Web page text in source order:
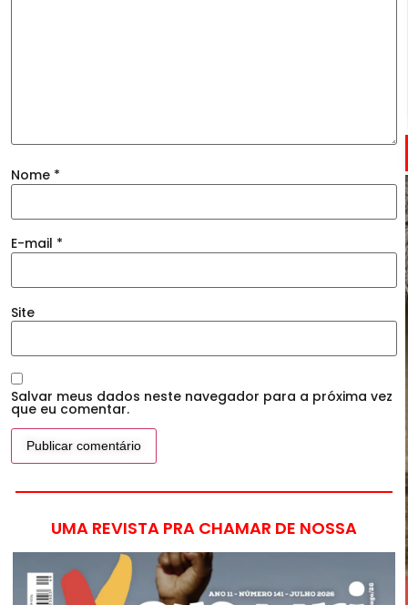
Nome *
E-mail *
Site
Salvar meus dados neste navegador para a próxima vez
que eu comentar.
UMA REVISTA PRA CHAMAR DE NOSSA